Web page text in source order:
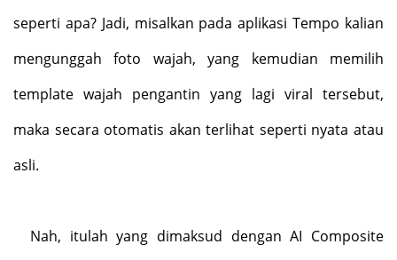
seperti apa? Jadi, misalkan pada aplikasi Tempo kalian
mengunggah foto wajah, yang kemudian memilih
template wajah pengantin yang lagi viral tersebut,
maka secara otomatis akan terlihat seperti nyata atau
asli.
Nah, itulah yang dimaksud dengan AI Composite